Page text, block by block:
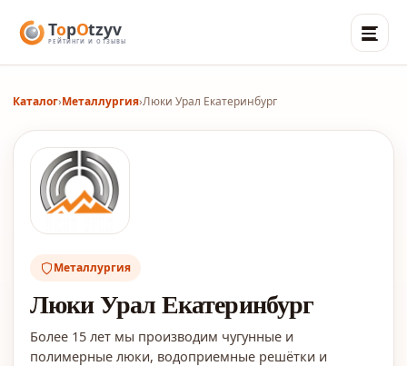
Каталог›Металлургия›Люки Урал Екатеринбург
Металлургия
Люки Урал Екатеринбург
Более 15 лет мы производим чугунные и
полимерные люки, водоприемные решётки и